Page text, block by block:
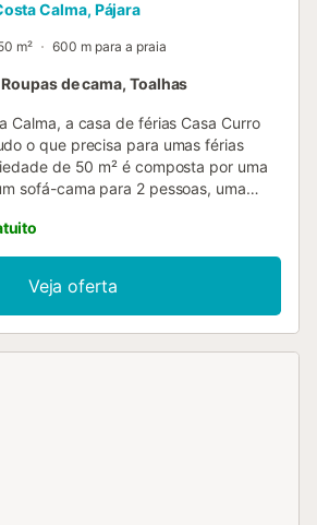
Calma, Pájara
m² 600 m para a praia
de cama, Toalhas
Calma, a casa de férias Casa Curro
o que precisa para umas férias
de 50 m² é composta por uma
sofá-cama para 2 pessoas, uma
4 pessoas. As comodidades
Fi de alta velocidade (adequado
com um espaço de trabalho
em casa, uma televisão e uma
Um berço também está
Veja oferta